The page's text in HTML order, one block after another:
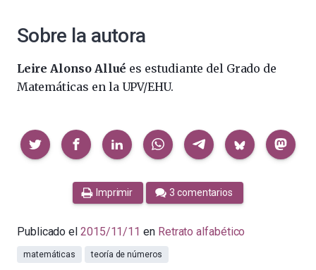
Sobre la autora
Leire Alonso Allué es estudiante del Grado de
Matemáticas en la UPV/EHU.
Compartir
Imprimir 3 comentarios
Publicado el 2015/11/11 en Retrato alfabético
matemáticas teoría de números